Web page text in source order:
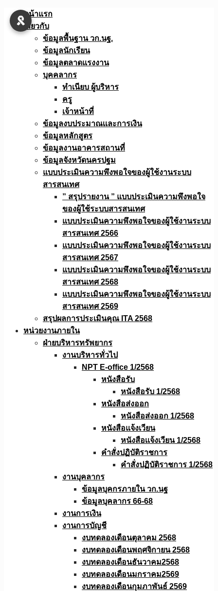
Skip
หน้าแรก
เกี่ยวกับ
ข้อมูลพื้นฐาน วก.นฐ.
ข้อมูลนักเรียน
ข้อมูลตลาดแรงงาน
บุคคลากร
ทำเนียบ ผู้บริหาร
ครู
เจ้าหน้าที่
ข้อมูลงบประมาณเเละการเงิน
ข้อมูลหลักสูตร
ข้อมูลงานอาคารสถานที่
ข้อมูลจังหวัดนครปฐม
แบบประเมินความพึงพอใจของผู้ใช้งานระบบ
สารสนเทศ
” สรุปรายงาน ” แบบประเมินความพึงพอใจ
ของผู้ใช้ระบบสารสนเทศ
แบบประเมินความพึงพอใจของผู้ใช้งานระบบ
สารสนเทศ 2566
แบบประเมินความพึงพอใจของผู้ใช้งานระบบ
สารสนเทศ 2567
แบบประเมินความพึงพอใจของผู้ใช้งานระบบ
สารสนเทศ 2568
แบบประเมินความพึงพอใจของผู้ใช้งานระบบ
สารสนเทศ 2569
สรุปผลการประเมินคุณ ITA 2568
หน่วยงานภายใน
ฝ่ายบริหารทรัพยากร
งานบริหารทั่วไป
NPT E-office 1/2568
หนังสือรับ
หนังสือรับ 1/2568
หนังสือส่งออก
หนังสือส่งออก 1/2568
หนังสือแจ้งเวียน
หนังสือเเจ้งเวียน 1/2568
คำสั่งปฏิบัติราชการ
คำสั่งปฏิบัติราชการ 1/2568
งานบุคลากร
ข้อมูลบุคกรภายใน วก.นฐ
ข้อมูลบุคลากร 66-68
งานการเงิน
งานการบัญชี
งบทดลองเดือนตุลาคม 2568
งบทดลองเดือนพฤศจิกายน 2568
งบทดลองเดือนธันวาคม2568
งบทดลองเดือนมกราคม2569
งบทดลองเดือนกุมภาพันธ์ 2569